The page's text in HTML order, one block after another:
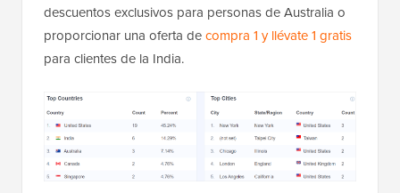
descuentos exclusivos para personas de Australia o
proporcionar una oferta decompra 1 y llévate 1 gratis
para clientes de la India.